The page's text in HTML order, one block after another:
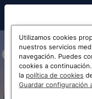
Antes de
la web...
Cambio de
a
Utilizamos cookies
nuestros servicios
navegación. Puedes
cookies a
la política de cookies
Guardar configuración